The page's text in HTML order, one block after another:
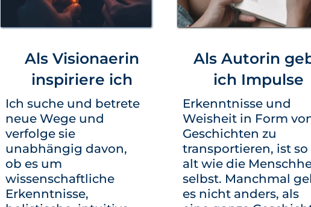
Als Visionaerin
inspiriere ich
Ich suche und betrete
neue Wege und
verfolge sie
unabhängig davon,
ob es um
wissenschaftliche
Erkenntnisse,
Als Autorin
ich Impulse
Erkenntnisse und
Weisheit in Form
Geschichten zu
transportieren, ist so
alt wie die
selbst. Manchmal
es nicht anders, als